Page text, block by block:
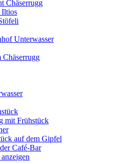
Chäserrugg
Iltios
Unterwasser
mit Frühstück
auf dem Gipfel
Café-Bar